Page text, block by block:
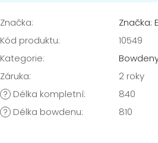
Značka:
Značka:
Kód produktu:
10549
Kategorie:
Záruka: 2 roky
? Délka kompletní: 840
? Délka bowdenu: 810